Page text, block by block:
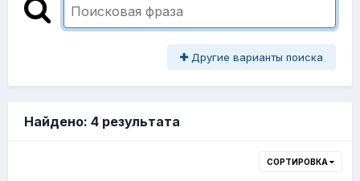
Другие варианты поиска
Найдено: 4 результата
СОРТИРОВКА